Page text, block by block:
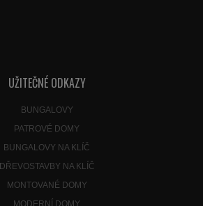
UŽITEČNÉ ODKAZY
BUNGALOVY
PATROVÉ DOMY
BUNGALOVY NA KLÍČ
DŘEVOSTAVBY NA KLÍČ
MONTOVANÉ DOMY
MODERNÍ DOMY